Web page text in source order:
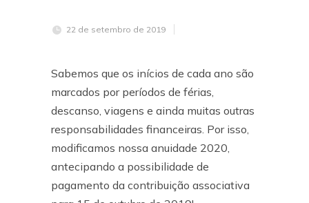
22 de setembro de 2019
Sabemos que os inícios de cada ano são
marcados por períodos de férias,
descanso, viagens e ainda muitas outras
responsabilidades financeiras. Por isso,
modificamos nossa anuidade 2020,
antecipando a possibilidade de
pagamento da contribuição associativa